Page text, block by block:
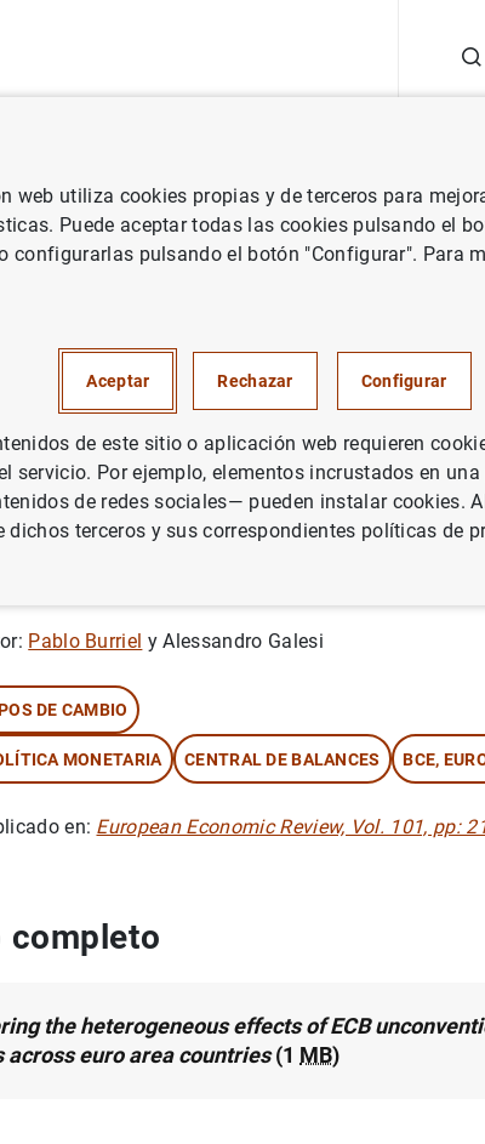
e investigación Documentos de Trabajo Uncovering
monetary policies
Pablo Burriel y Alessandro Galesi
DE CAMBIO
MONETARIA CENTRAL DE BALANCES BCE,
en: European Economic Review, Vol. 101, pp:
completo
the heterogeneous effects of ECB
across euro area countries(1 MB)
web utiliza cookies propias y de terceros para
Puede aceptar todas las cookies pulsando el
configurarlas pulsando el botón "Configurar". Para
Aceptar Rechazar Configurar
de este sitio o aplicación web requieren
servicio. Por ejemplo, elementos incrustados en
de redes sociales— pueden instalar cookies.
dichos terceros y sus correspondientes políticas de